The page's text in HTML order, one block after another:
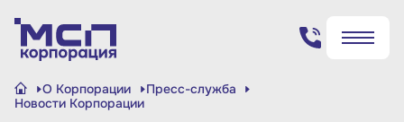
Поиск по сайту
✖
О Корпорации
Пресс-служба
Новости Корпорации